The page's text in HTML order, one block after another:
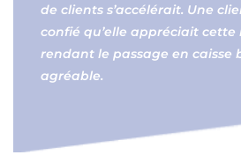
de clients s’accélérait. Une
confié qu’elle appréciait cette
rendant le passage en caisse
agréable.